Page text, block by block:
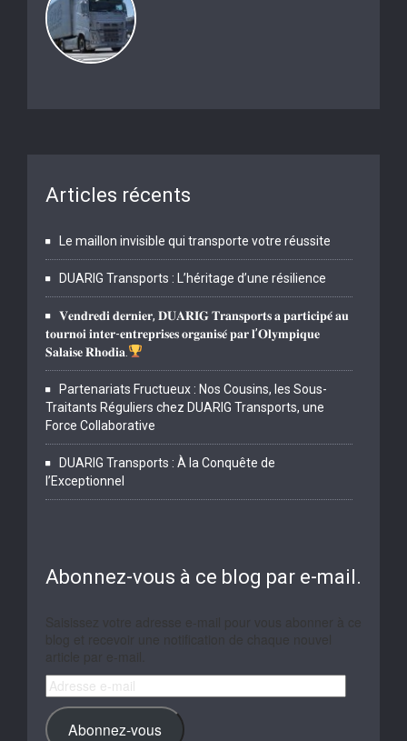
Articles récents
Le maillon invisible qui transporte votre réussite
DUARIG Transports : L’héritage d’une résilience
𝐕𝐞𝐧𝐝𝐫𝐞𝐝𝐢 𝐝𝐞𝐫𝐧𝐢𝐞𝐫, 𝐃𝐔𝐀𝐑𝐈𝐆 𝐓𝐫𝐚𝐧𝐬𝐩𝐨𝐫𝐭𝐬 𝐚 𝐩𝐚𝐫𝐭𝐢𝐜𝐢𝐩𝐞́ 𝐚𝐮
𝐭𝐨𝐮𝐫𝐧𝐨𝐢 𝐢𝐧𝐭𝐞𝐫-𝐞𝐧𝐭𝐫𝐞𝐩𝐫𝐢𝐬𝐞𝐬 𝐨𝐫𝐠𝐚𝐧𝐢𝐬𝐞́ 𝐩𝐚𝐫 𝐥’𝐎𝐥𝐲𝐦𝐩𝐢𝐪𝐮𝐞
𝐒𝐚𝐥𝐚𝐢𝐬𝐞 𝐑𝐡𝐨𝐝𝐢𝐚.
Partenariats Fructueux : Nos Cousins, les Sous-
Traitants Réguliers chez DUARIG Transports, une
Force Collaborative
DUARIG Transports : À la Conquête de
l’Exceptionnel
Abonnez-vous à ce blog par e-mail.
Adresse
e-
mail
Abonnez-vous